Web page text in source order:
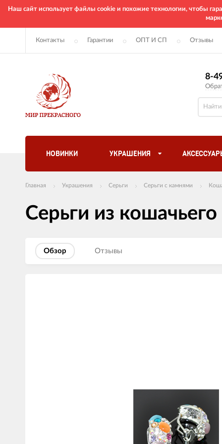
Наш сайт использует файлы cookie и похожие технологии, чтобы
Контакты Гарантии ОПТ И СП Отзывы
8-
НОВИНКИ УКРАШЕНИЯ
Главная Украшения Серьги Серьги с камнями
Серьги из
Обзор Отзывы